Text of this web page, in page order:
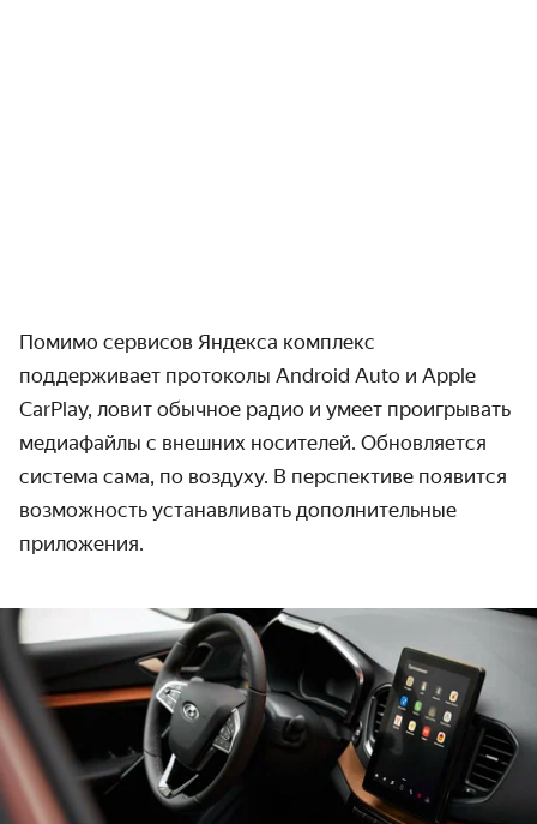
Помимо сервисов Яндекса комплекс
поддерживает протоколы Android Auto и Apple
CarPlay, ловит обычное радио и умеет проигрывать
медиафайлы с внешних носителей. Обновляется
система сама, по воздуху. В перспективе появится
возможность устанавливать дополнительные
приложения.